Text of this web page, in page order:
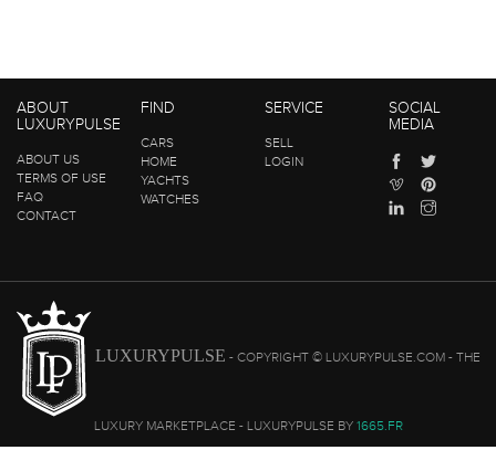
ABOUT
LUXURYPULSE
ABOUT US
TERMS OF USE
FAQ
CONTACT
FIND
CARS
HOME
YACHTS
WATCHES
SERVICE
SELL
LOGIN
SOCIAL
MEDIA
LUXURYPULSE - COPYRIGHT © LUXURYPULSE.COM - THE
LUXURY MARKETPLACE - LUXURYPULSE BY 1665.FR